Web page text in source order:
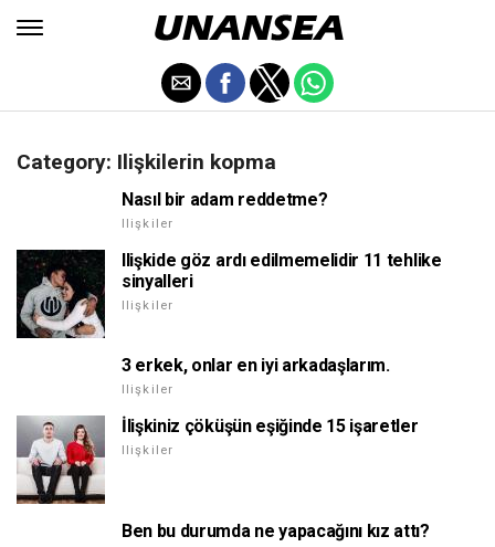
Category: Ilişkilerin kopma
Nasıl bir adam reddetme?
Ilişkiler
Ilişkide göz ardı edilmemelidir 11 tehlike
sinyalleri
Ilişkiler
3 erkek, onlar en iyi arkadaşlarım.
Ilişkiler
İlişkiniz çöküşün eşiğinde 15 işaretler
Ilişkiler
Ben bu durumda ne yapacağını kız attı?